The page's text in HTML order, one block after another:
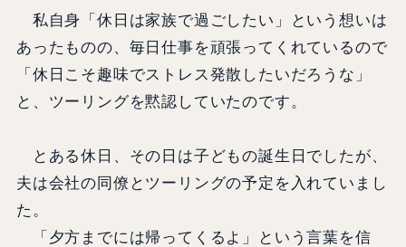
私自身「休日は家族で過ごしたい」という想いは
あったものの、毎日仕事を頑張ってくれているので
「休日こそ趣味でストレス発散したいだろうな」
と、ツーリングを黙認していたのです。
とある休日、その日は子どもの誕生日でしたが、
夫は会社の同僚とツーリングの予定を入れていまし
た。
「夕方までには帰ってくるよ」という言葉を信